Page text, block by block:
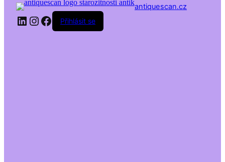
ptáčky
Klášterec
antiquescan.cz
LinkedIn
Instagram
Facebook
Přihlásit se